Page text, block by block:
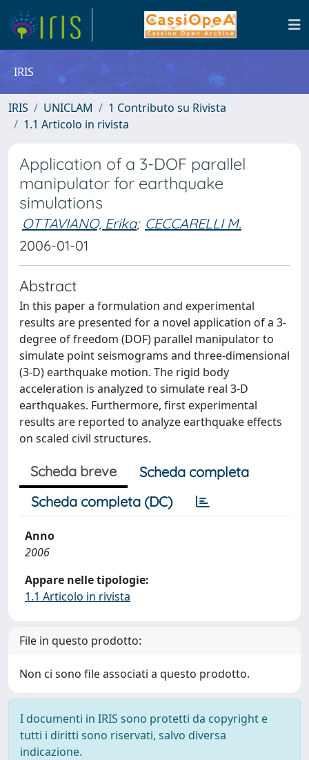
IRIS
IRIS UNICLAM
1 Contributo su Rivista
1.1 Articolo in rivista
Application of a 3-DOF parallel
manipulator for earthquake
simulations
OTTAVIANO, Erika; CECCARELLI M.
2006-01-01
Abstract
In this paper a formulation and experimental
results are presented for a novel application of a 3-
degree of freedom (DOF) parallel manipulator to
simulate point seismograms and three-dimensional
(3-D) earthquake motion. The rigid body
acceleration is analyzed to simulate real 3-D
earthquakes. Furthermore, first experimental
results are reported to analyze earthquake effects
on scaled civil structures.
Scheda breve
Scheda completa
Scheda completa (DC)
Anno
2006
Appare nelle tipologie:
1.1 Articolo in rivista
File in questo prodotto:
Non ci sono file associati a questo prodotto.
I documenti in IRIS sono protetti da copyright e
tutti i diritti sono riservati, salvo diversa
indicazione.